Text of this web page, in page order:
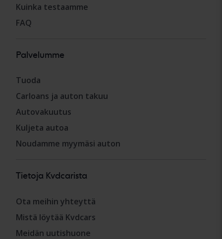
Kuinka testaamme
FAQ
Palvelumme
Tuoda
Carloans ja auton takuu
Autovakuutus
Kuljeta autoa
Noudamme myymäsi auton
Tietoja Kvdcarista
Ota meihin yhteyttä
Mistä löytää Kvdcars
Meidän uutishuone